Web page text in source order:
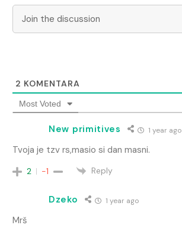
2 KOMENTARA
Most Voted
New primitives 1 year ago
Tvoja je tzv rs,masio si dan masni.
2 -1 Reply
Dzeko 1 year ago
Mrš